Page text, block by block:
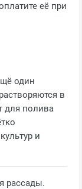
её при
один
в
для полива
и
рассады.